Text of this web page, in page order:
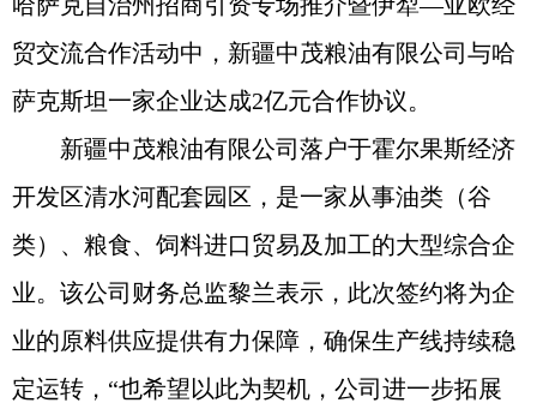
贸交流合作活动中，新疆中茂粮油有限公司与哈
萨克斯坦一家企业达成2亿元合作协议。
新疆中茂粮油有限公司落户于霍尔果斯经济
开发区清水河配套园区，是一家从事油类（谷
类）、粮食、饲料进口贸易及加工的大型综合企
业。该公司财务总监黎兰表示，此次签约将为企
业的原料供应提供有力保障，确保生产线持续稳
定运转，“也希望以此为契机，公司进一步拓展